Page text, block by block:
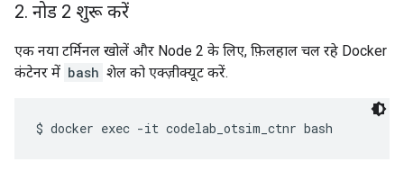
2. नोड 2 शुरू करें
एक नया टर्मिनल खोलें और Node 2 के लिए, फ़िलहाल चल रहे Docker
कंटेनर में bash शेल को एक्ज़ीक्यूट करें.